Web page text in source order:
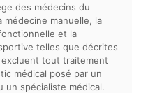
des médecins du
médecine manuelle, la
et la
telles que décrites
tout traitement
médical posé par un
un spécialiste médical.